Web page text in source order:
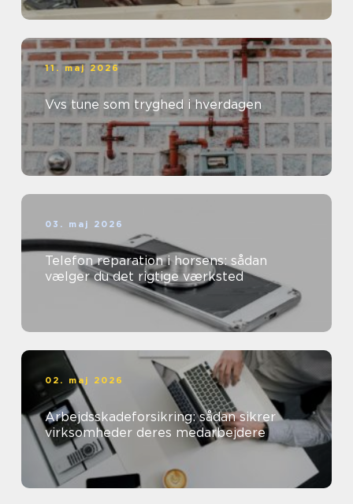
11. maj 2026
Vvs tune som tryghed i hverdagen
03. maj 2026
Telefon reparation i horsens: sådan
vælger du det rigtige værksted
02. maj 2026
Arbejdsskadeforsikring: sådan sikrer
virksomheder deres medarbejdere